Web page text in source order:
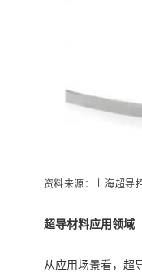
资料来源：上海超导
超导材料应用领域
从应用场景看，超